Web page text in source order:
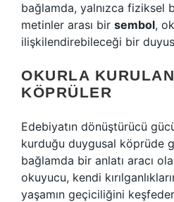
bağlamda, yalnızca fiziksel
metinler arası bir sembol,
ilişkilendirebileceği bir
OKURLA
KÖPRÜLER
Edebiyatın dönüştürücü
kurduğu duygusal köprüde
bağlamda bir anlatı aracı
okuyucu, kendi
yaşamın geçiciliğini